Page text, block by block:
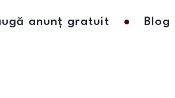
anunț gratuit Blog